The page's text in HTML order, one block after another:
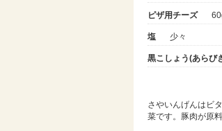
ピザ用チーズ
塩 少々
黒こしょう(あらび
さやいんげんはビ
菜です。豚肉が原